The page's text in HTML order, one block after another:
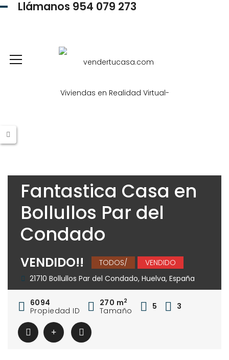
Llámanos 954 079 273
Fantastica Casa en
Bollullos Par del
Condado
VENDIDO!! TODOS/
VENDIDO
21710 Bollullos Par del Condado, Huelva, España
6094
Propiedad ID
270 m2
Tamaño 5 3